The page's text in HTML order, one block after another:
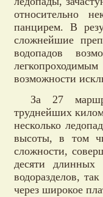
относительно
панцирем. В
сложнейшие
водопадов
возможности
За 27
труднейших
несколько
высоты, в том
сложности,
десяти длинных
водоразделов,
через широкое